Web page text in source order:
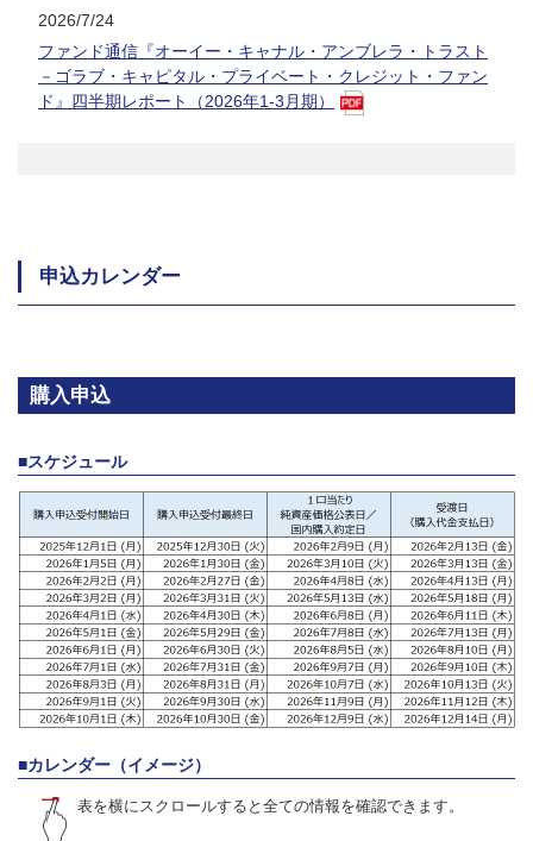
2026/7/24
ファンド通信『オーイー・キャナル・アンブレラ・トラスト
－ゴラブ・キャピタル・プライベート・クレジット・ファン
ド』四半期レポート（2026年1-3月期）
ド』分配金に関するお知らせ
ファンド通信『オーイー・キャナル・アンブレラ・トラスト
－ゴラブ・キャピタル・プライベート・クレジット・ファン
2026/5/22
ファンド通信『オーイー・キャナル・アンブレラ・トラスト
－ゴラブ・キャピタル・プライベート・クレジット・ファン
ド』四半期レポート（2025年10-12月期）
2026/5/7
ファンド通信『オーイー・キャナル・アンブレラ・トラスト
－ゴラブ・キャピタル・プライベート・クレジット・ファン
2026/4/1
申込カレンダー
購入申込
■スケジュール
■カレンダー（イメージ）
表を横にスクロールすると全ての情報を確認できます。